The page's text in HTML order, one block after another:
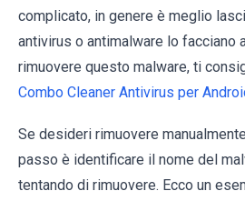
complicato, in genere è meglio
antivirus o antimalware lo facciano
rimuovere questo malware, ti
Combo Cleaner Antivirus per
Se desideri rimuovere
passo è identificare il nome del
tentando di rimuovere. Ecco un